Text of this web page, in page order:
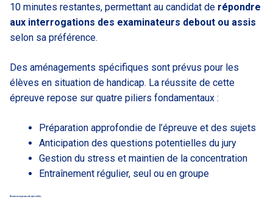
10 minutes restantes, permettant au candidat de répondre
aux interrogations des examinateurs debout ou assis
selon sa préférence.
Des aménagements spécifiques sont prévus pour les
élèves en situation de handicap. La réussite de cette
épreuve repose sur quatre piliers fondamentaux :
Préparation approfondie de l’épreuve et des sujets
Anticipation des questions potentielles du jury
Gestion du stress et maintien de la concentration
Entraînement régulier, seul ou en groupe
Réussir ses épreuves de spécialités